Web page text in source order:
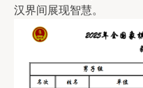
汉界间展现智慧。